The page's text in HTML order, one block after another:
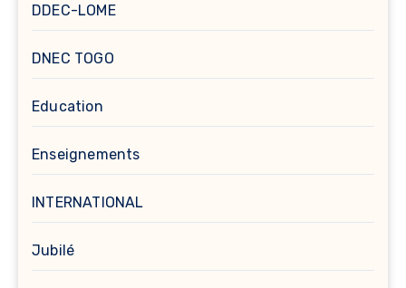
DDEC-LOME
DNEC TOGO
Education
Enseignements
INTERNATIONAL
Jubilé